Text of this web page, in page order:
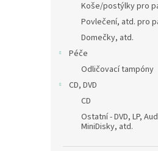
Koše/postýlky pro
Povlečení, atd. pro
Domečky, atd.
Péče
Odličovací tampóny
CD, DVD
CD
Ostatní - DVD, LP,
MiniDisky, atd.